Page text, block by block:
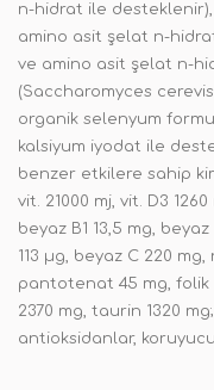
n-hidrat ile
amino asit şelat n-
ve amino asit şelat n-
(Saccharomyces
organik selenyum
kalsiyum iyodat ile
benzer etkilere sahip
vit. 21000 mj, vit. D3
beyaz B1 13,5 mg,
113 µg, beyaz C 220
pantotenat 45 mg, folik
2370 mg, taurin 1320
antioksidanlar,